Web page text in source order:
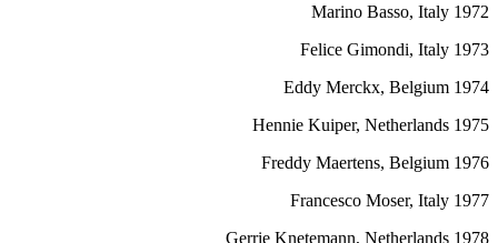
1972 Marino Basso, Italy
1973 Felice Gimondi, Italy
1974 Eddy Merckx, Belgium
1975 Hennie Kuiper, Netherlands
1976 Freddy Maertens, Belgium
1977 Francesco Moser, Italy
1978 Gerrie Knetemann, Netherlands